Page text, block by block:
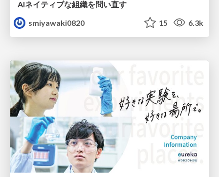
AIネイティブな組織を問い直す
smiyawaki0820
15 6.3k